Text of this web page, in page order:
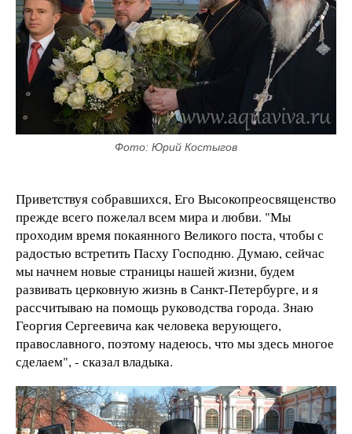
Фото: Юрий Костыгов
Приветствуя собравшихся, Его Высокопреосвященство
прежде всего пожелал всем мира и любви. "Мы
проходим время покаянного Великого поста, чтобы с
радостью встретить Пасху Господню. Думаю, сейчас
мы начнем новые страницы нашей жизни, будем
развивать церковную жизнь в Санкт-Петербурге, и я
рассчитываю на помощь руководства города. Знаю
Георгия Сергеевича как человека верующего,
православного, поэтому надеюсь, что мы здесь многое
сделаем", - сказал владыка.